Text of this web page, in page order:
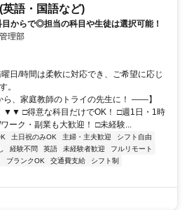
語・国語など)
目からで◎担当の科目や生徒は選択可能！
理部
日/時間は柔軟に対応でき、ご希望に応じ
。
、家庭教師のトライの先生に！ ――】
□得意な科目だけでOK！ □週1日・1時
ーク・副業も大歓迎！ □未経験...
土日祝のみOK 主婦・主夫歓迎
シフト自由
経験不問 英語 未経験者歓迎
フルリモート
ブランクOK 交通費支給
シフト制